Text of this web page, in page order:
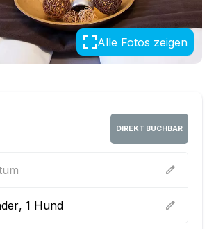
Alle Fotos zeigen
DIREKT BUCHBAR
edit
,1 Hund edit